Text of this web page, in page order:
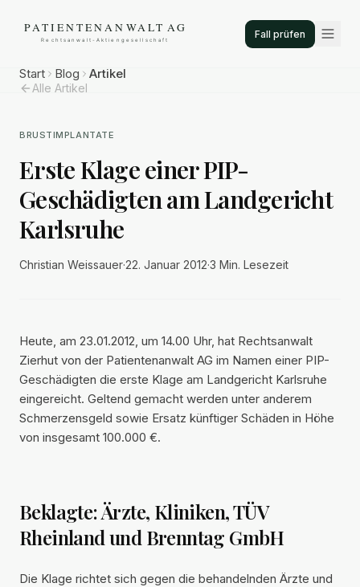
Fall prüfen
Start Blog Artikel
Alle Artikel
BRUSTIMPLANTATE
Erste Klage einer PIP-
Geschädigten am Landgericht
Karlsruhe
Christian Weissauer·22. Januar 2012·3 Min. Lesezeit
Heute, am 23.01.2012, um 14.00 Uhr, hat Rechtsanwalt
Zierhut von der Patientenanwalt AG im Namen einer PIP-
Geschädigten die erste Klage am Landgericht Karlsruhe
eingereicht. Geltend gemacht werden unter anderem
Schmerzensgeld sowie Ersatz künftiger Schäden in Höhe
von insgesamt 100.000 €.
Beklagte: Ärzte, Kliniken, TÜV
Rheinland und Brenntag GmbH
Die Klage richtet sich gegen die behandelnden Ärzte und